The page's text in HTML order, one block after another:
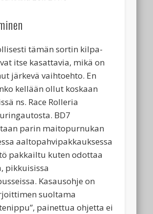
tämän sortin kilpa-
itse kasattavia, mikä on
järkevä vaihtoehto. En
kellään ollut koskaan
ns. Race Rolleria
BD7
parin maitopurnukan
aaltopahvipakkauksessa
pakkailtu kuten odottaa
pikkuisissa
Kasausohje on
suoltama
painettua ohjetta ei